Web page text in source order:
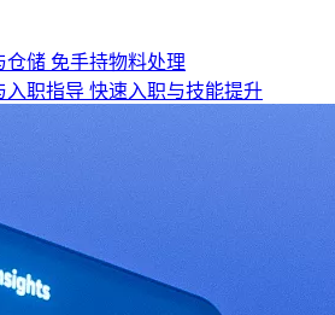
仓储 免手持物料处理
入职指导 快速入职与技能提升